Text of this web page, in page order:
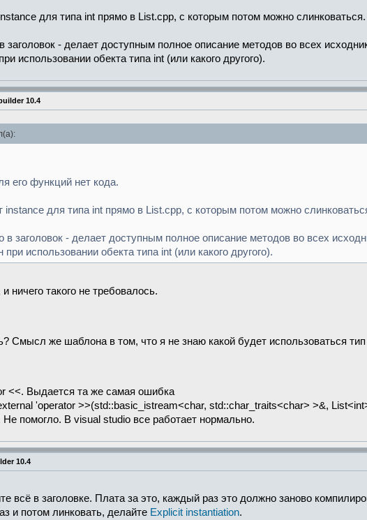
начало списка
начала списка
{ return nullptr; }
&i);
для типа int прямо в List.cpp, с которым потом можно слинковаться.
заголовок - делает доступным полное описание методов во всех
использовании обекта типа int (или какого другого).
10.4
его функций нет кода.
instance для типа int прямо в List.cpp, с которым потом можно
в заголовок - делает доступным полное описание методов во всех
использовании обекта типа int (или какого другого).
ничего такого не требовалось.
Смысл же шаблона в том, что я не знаю какой будет использоваться
<<. Выдается та же самая ошибка
'operator >>(std::basic_istream<char, std::char_traits<char> >&,
помогло. В visual studio все работает нормально.
10.4
всё в заголовке. Плата за это, каждый раз это должно заново
и потом линковать, делайте Explicit instantiation.